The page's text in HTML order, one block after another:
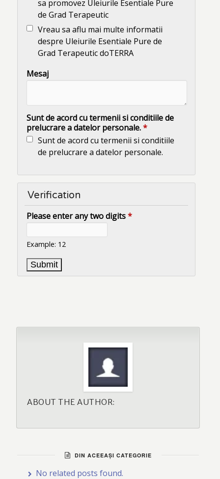
sa promovez Uleiurile Esentiale Pure
de Grad Terapeutic
Vreau sa aflu mai multe informatii
despre Uleiurile Esentiale Pure de
Grad Terapeutic doTERRA
Mesaj
Sunt de acord cu termenii si conditiile de
prelucrare a datelor personale.*
Sunt de acord cu termenii si conditiile
de prelucrare a datelor personale.
Verification
Please enter any two digits*
Example: 12
ABOUT THE AUTHOR:
DIN ACEEAȘI CATEGORIE
No related posts found.